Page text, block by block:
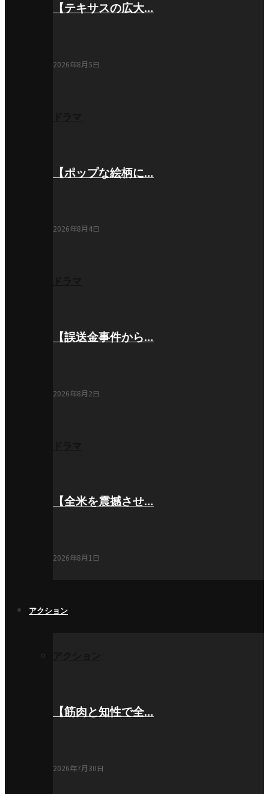
【テキサスの広大…
2026年8月5日
【ポップな絵柄に…
2026年8月4日
【誤送金事件から…
2026年8月2日
【全米を震撼させ…
2026年8月1日
アクション
【筋肉と知性で全…
2026年7月30日